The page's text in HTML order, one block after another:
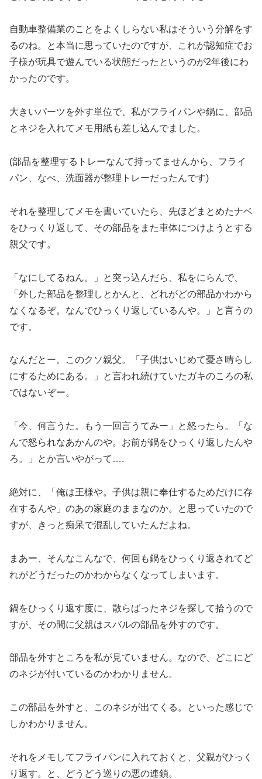
自動車整備業のことをよくしらない私はそういう分解をす
るのね。と本当に思っていたのですが、これが認知症でお
子様が玩具で遊んでいる状態だったというのが2年後にわ
かったのです。
大きいパーツを外す単位で、私がフライパンや鍋に、部品
とネジを入れてメモ用紙も差し込んでました。
(部品を整理するトレーなんて持ってませんから、フライ
パン、なべ、洗面器が整理トレーだったんです)
それを整理してメモを書いていたら、先ほどまとめたナベ
をひっくり返して、その部品をまた車体につけようとする
親父です。
「なにしてるねん。」と突っ込んだら、私をにらんで、
「外した部品を整理しとかんと、どれがどの部品かわから
なくなるぞ。なんでひっくり返しているんや。」と言うの
です。
なんだとー。このクソ親父。「子供はいじめて憂さ晴らし
にするためにある。」と言われ続けていたガキのころの私
ではないぞー。
「今、何言うた。もう一回言うてみー」と怒ったら。「な
んで怒られなあかんのや。お前が鍋をひっくり返したんや
ろ。」とか言いやがって….
絶対に、「俺は王様や。子供は親に奉仕するためだけに存
在するんや」のあの家庭のままなのか。と思っていたので
すが、きっと痴呆で混乱していたんだよね。
まあー、そんなこんなで、何回も鍋をひっくり返されてど
れがどうだったのかわからなくなってしまいます。
鍋をひっくり返す度に、散らばったネジを探して拾うので
すが、その間に父親はスバルの部品を外すのです。
部品を外すところを私が見ていません。なので、どこにど
のネジが付いているのかわかりません。
この部品を外すと、このネジが出てくる。といった感じで
しかわかりません。
それをメモしてフライパンに入れておくと、父親がひっく
り返す。と、どうどう巡りの悪の連鎖。